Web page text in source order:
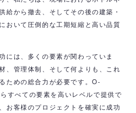
給から撤去、そしてその後の建築・
おいて圧倒的な工期短縮と高い品質
には、多くの要素が関わっていま
、管理体制、そして何よりも、これ
ための総合力が必要です。O-
すべての要素を高いレベルで提供で
お客様のプロジェクトを確実に成功